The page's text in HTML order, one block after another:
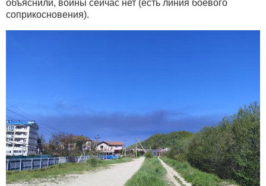
объяснили, войны сейчас нет (есть линия боевого
соприкосновения).